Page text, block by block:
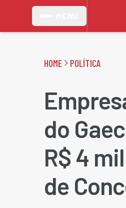
HOME POLÍTICA
do
R$ 4
de